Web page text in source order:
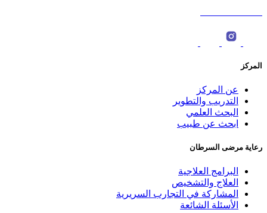
المركز
عن المركز
التدريب والتطوير
البحث العلمي
ابحث عن طبيب
رعاية مرضى السرطان
البرامج العلاجية
العلاج والتشخيص
المشاركة في التجارب السريرية
الأسئلة الشائعة